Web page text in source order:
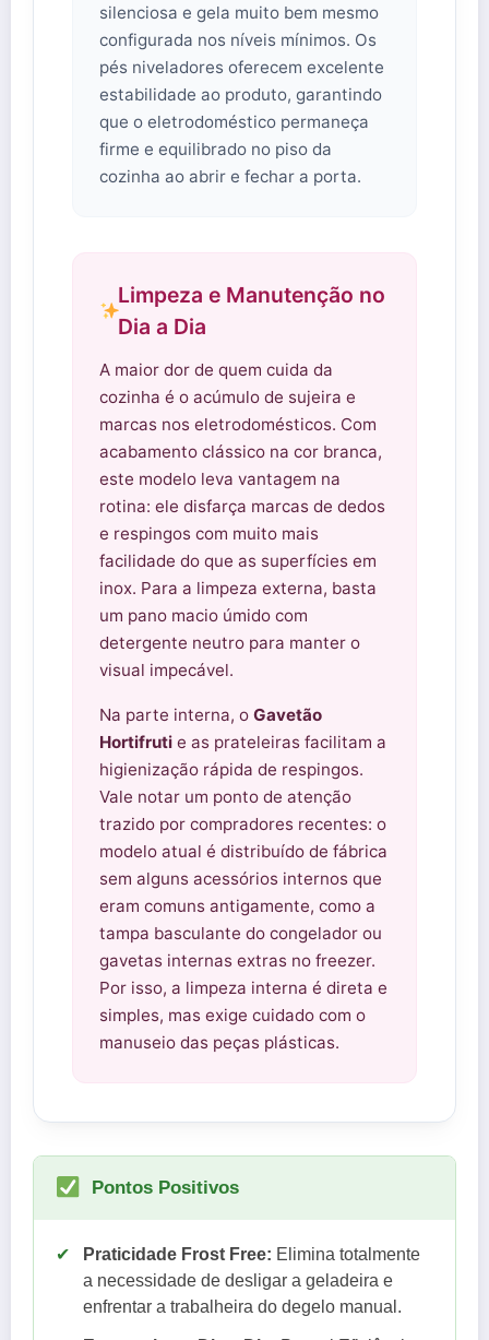
silenciosa e gela muito bem mesmo
configurada nos níveis mínimos. Os
pés niveladores oferecem excelente
estabilidade ao produto, garantindo
que o eletrodoméstico permaneça
firme e equilibrado no piso da
cozinha ao abrir e fechar a porta.
Limpeza e Manutenção no
Dia a Dia
A maior dor de quem cuida da
cozinha é o acúmulo de sujeira e
marcas nos eletrodomésticos. Com
acabamento clássico na cor branca,
este modelo leva vantagem na
rotina: ele disfarça marcas de dedos
e respingos com muito mais
facilidade do que as superfícies em
inox. Para a limpeza externa, basta
um pano macio úmido com
detergente neutro para manter o
visual impecável.
Na parte interna, o Gavetão
Hortifruti e as prateleiras facilitam a
higienização rápida de respingos.
Vale notar um ponto de atenção
trazido por compradores recentes: o
modelo atual é distribuído de fábrica
sem alguns acessórios internos que
eram comuns antigamente, como a
tampa basculante do congelador ou
gavetas internas extras no freezer.
Por isso, a limpeza interna é direta e
simples, mas exige cuidado com o
manuseio das peças plásticas.
Pontos Positivos
✔ Praticidade Frost Free: Elimina totalmente
a necessidade de desligar a geladeira e
enfrentar a trabalheira do degelo manual.